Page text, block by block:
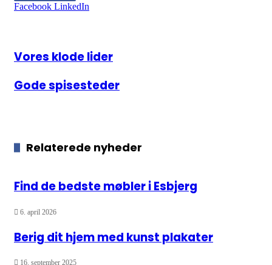
Facebook LinkedIn
Vores klode lider
Vores klode lider
Gode spisesteder
Gode spisesteder
Relaterede nyheder
Find de bedste møbler i Esbjerg
6. april 2026
Berig dit hjem med kunst plakater
16. september 2025